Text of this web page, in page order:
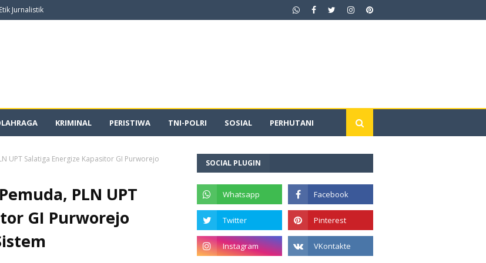
Jurnalistik
KRIMINAL PERISTIWA TNI-POLRI SOSIAL PERHUTANI
UPT Salatiga Energize Kapasitor GI Purworejo
PLN UPT
GI Purworejo
SOCIAL PLUGIN